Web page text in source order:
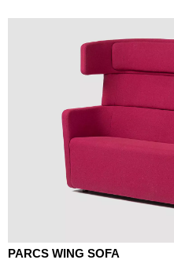
PARCS WING SOFA